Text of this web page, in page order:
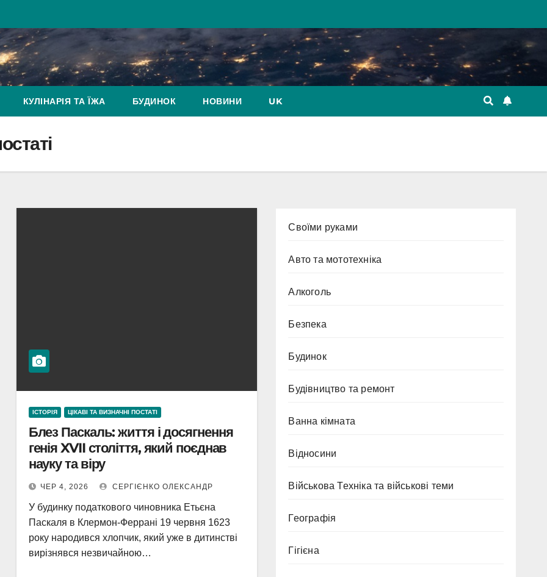
КУЛІНАРІЯ ТА ЇЖА БУДИНОК НОВИНИ UK
ІСТОРІЯ ЦІКАВІ ТА ВИЗНАЧНІ ПОСТАТІ
Блез Паскаль: життя і досягнення
генія XVII століття, який поєднав
науку та віру
ЧЕР 4, 2026 СЕРГІЄНКО ОЛЕКСАНДР
У будинку податкового чиновника Етьєна
Паскаля в Клермон-Феррані 19 червня 1623
року народився хлопчик, який уже в дитинстві
вирізнявся незвичайною…
Cвоїми руками
Авто та мототехніка
Алкоголь
Безпека
Будинок
Будівництво та ремонт
Ванна кімната
Відносини
Військова Техніка та військові теми
Географія
Гігієна